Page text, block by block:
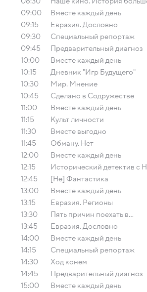
09:00
Вместе каждый день
09:15
Евразия. Дословно
09:30
Специальный репортаж
09:45
Предварительный диагноз
10:00
Вместе каждый день
10:15
Дневник "Игр Будущего"
10:30
Мир. Мнение
10:45
Сделано в Содружестве
11:00
Вместе каждый день
11:15
Культ личности
11:30
Вместе выгодно
11:45
Обману. Нет
12:00
Вместе каждый день
12:15
Исторический детектив с
12:45
[Не] Фантастика
13:00
Вместе каждый день
13:15
Евразия. Регионы
13:30
Пять причин поехать в...
13:45
Евразия. Дословно
14:00
Вместе каждый день
14:15
Специальный репортаж
14:30
Ход конем
14:45
Предварительный диагноз
15:00
Вместе каждый день